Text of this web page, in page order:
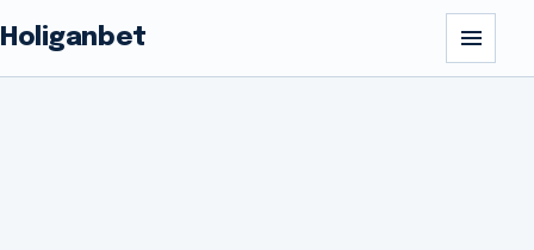
Holiganbet